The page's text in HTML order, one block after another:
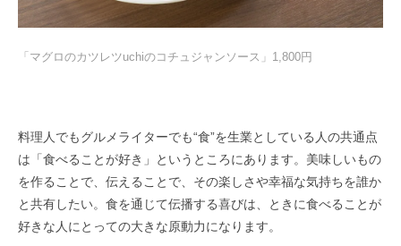
「マグロのカツレツuchiのコチュジャンソース」1,800円
料理人でもグルメライターでも“食”を生業としている人の共通点
は「食べることが好き」というところにあります。美味しいもの
を作ることで、伝えることで、その楽しさや幸福な気持ちを誰か
と共有したい。食を通じて伝播する喜びは、ときに食べることが
好きな人にとっての大きな原動力になります。